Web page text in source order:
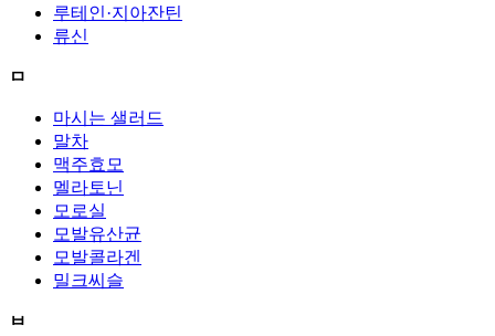
루테인·지아잔틴
류신
ㅁ
마시는 샐러드
말차
맥주효모
멜라토닌
모로실
모발유산균
모발콜라겐
밀크씨슬
ㅂ